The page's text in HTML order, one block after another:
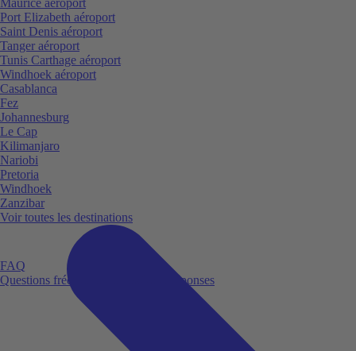
FAQ
Questions fréquemment posées et réponses
Port Elizabeth aéroport
Saint Denis aéroport
Tanger aéroport
Tunis Carthage aéroport
Windhoek aéroport
Casablanca
Fez
Johannesburg
Le Cap
Kilimanjaro
Nariobi
Pretoria
Windhoek
Zanzibar
Voir toutes les destinations